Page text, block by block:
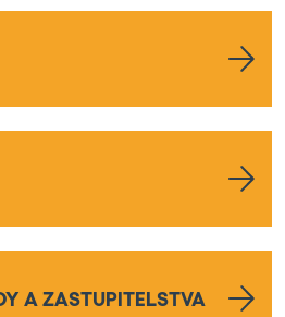
A ZASTUPITELSTVA